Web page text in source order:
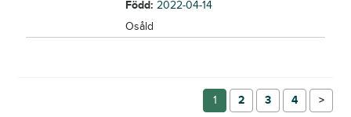
Född:2022-04-14
Osåld
1 2 3 4 →